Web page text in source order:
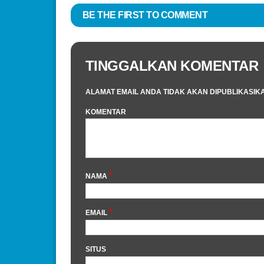
BE THE FIRST TO COMMENT
TINGGALKAN KOMENTAR
ALAMAT EMAIL ANDA TIDAK AKAN
KOMENTAR
NAMA *
EMAIL *
SITUS